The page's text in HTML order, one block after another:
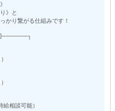
》と
かり繋がる仕組みです！
]──────┐
相談可能）